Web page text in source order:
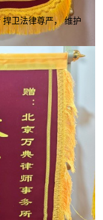
卫法律尊严， 维护